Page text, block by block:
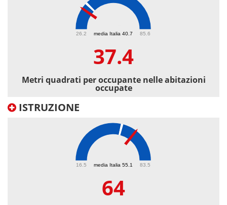
media Italia 40.7
26.2 85.6
37.4
Metri quadrati per occupante nelle abitazioni
occupate
ISTRUZIONE
media Italia 55.1
16.5 83.5
64